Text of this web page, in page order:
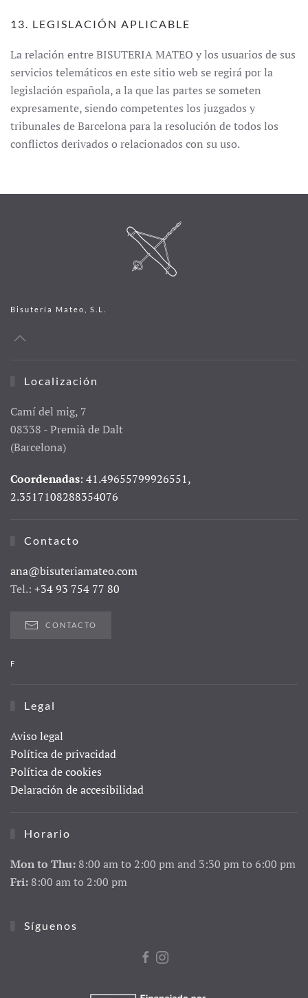
13. LEGISLACIÓN APLICABLE
La relación entre BISUTERIA MATEO y los usuarios de sus
servicios telemáticos en este sitio web se regirá por la
legislación española, a la que las partes se someten
expresamente, siendo competentes los juzgados y
tribunales de Barcelona para la resolución de todos los
conflictos derivados o relacionados con su uso.
Bisutería Mateo, S.L.
Localización
Camí del mig, 7
08338 - Premià de Dalt
(Barcelona)
Coordenadas: 41.49655799926551,
2.3517108288354076
Contacto
ana@bisuteriamateo.com
Tel.: +34 93 754 77 80
CONTACTO
F
Legal
Aviso legal
Política de privacidad
Política de cookies
Delaración de accesibilidad
Horario
Mon to Thu: 8:00 am to 2:00 pm and 3:30 pm to 6:00 pm
Fri: 8:00 am to 2:00 pm
Síguenos